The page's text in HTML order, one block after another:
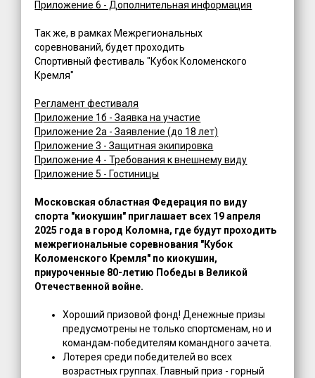
Приложение 6 - Дополнительная информация
Так же, в рамках Межрегиональных
соревнований, будет проходить
Спортивный фестиваль "Кубок Коломенского
Кремля"
Регламент фестиваля
Приложение 1б - Заявка на участие
Приложение 2а - Заявление (до 18 лет)
Приложение 3 - Защитная экипировка
Приложение 4 - Требования к внешнему виду
Приложение 5 - Гостиницы
Московская областная Федерация по виду
спорта "киокушин" приглашает всех 19 апреля
2025 года в город Коломна, где будут проходить
межрегиональные соревнования "Кубок
Коломенского Кремля" по киокушин,
приуроченные 80-летию Победы в Великой
Отечественной войне.
Хороший призовой фонд! Денежные призы
предусмотрены не только спортсменам, но и
командам-победителям командного зачета.
Лотерея среди победителей во всех
возрастных группах. Главный приз - горный